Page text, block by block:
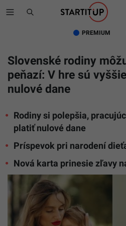
PREMIUM
Slovenské rodiny
peňazí: V hre sú
nulové dane
Rodiny si polepšia,
platiť nulové dane
Príspevok pri narodení
Nová karta prinesie zľavy